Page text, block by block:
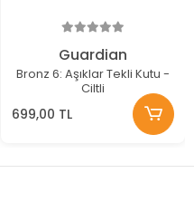
Guardian
Bronz 6: Aşıklar Tekli Kutu -
Ciltli
699,00 TL